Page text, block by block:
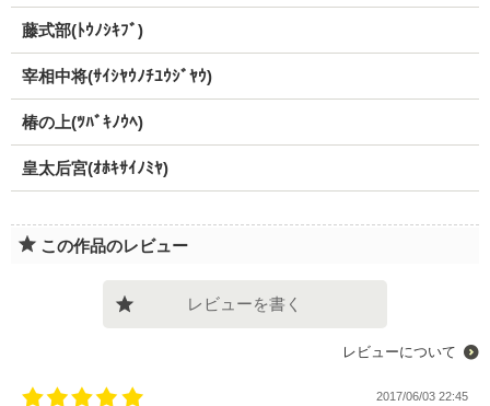
藤式部(ﾄｳﾉｼｷﾌﾞ)
宰相中将(ｻｲｼﾔｳﾉﾁﾕｳｼﾞﾔｳ)
椿の上(ﾂﾊﾞｷﾉｳﾍ)
皇太后宮(ｵﾎｷｻｲﾉﾐﾔ)
この作品のレビュー
レビューを書く
レビューについて
2017/06/03 22:45